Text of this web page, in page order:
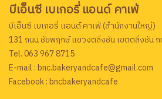
บีเอ็นซี เบเกอรี่ แอนด์ คาเฟ่
บีเอ็นซี เบเกอรี่ แอนด์ คาเฟ่ (สำนักงานใหญ่)
131 ถนน ชัยพฤกษ์ แขวงตลิ่งชัน เขตตลิ่งชัน
Tel. 063 967 8715
E-mail : bnc.bakeryandcafe@gmail.com
Facebook : bncbakeryandcafe